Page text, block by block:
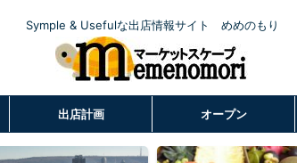
Symple & Usefulな出店情報サイト めめのもり
出店計画 オープン